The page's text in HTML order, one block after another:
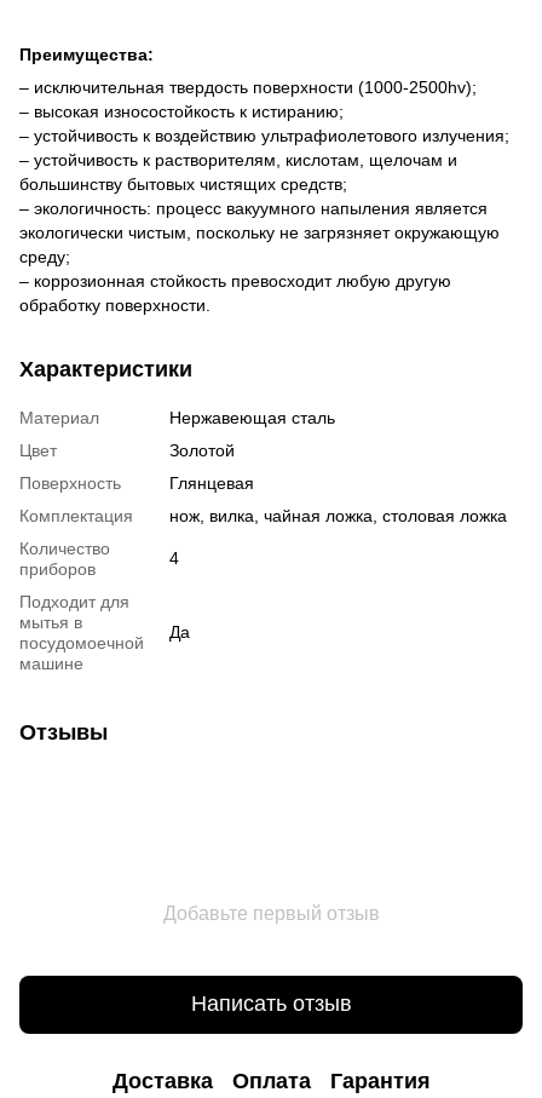
Преимущества:
– исключительная твердость поверхности (1000-2500hv);
– высокая износостойкость к истиранию;
– устойчивость к воздействию ультрафиолетового излучения;
– устойчивость к растворителям, кислотам, щелочам и
большинству бытовых чистящих средств;
– экологичность: процесс вакуумного напыления является
экологически чистым, поскольку не загрязняет окружающую
среду;
– коррозионная стойкость превосходит любую другую
обработку поверхности.
Характеристики
Материал
Нержавеющая сталь
Цвет
Золотой
Поверхность
Глянцевая
Комплектация
нож, вилка, чайная ложка, столовая ложка
Количество
приборов
4
Подходит для
мытья в
посудомоечной
машине
Да
Отзывы
Добавьте первый отзыв
Написать отзыв
Доставка Оплата Гарантия